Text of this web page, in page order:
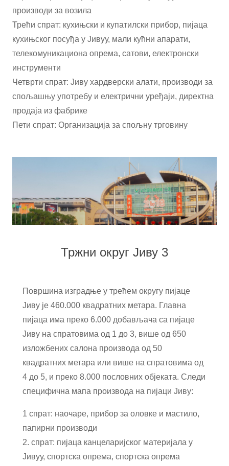
производи за возила
Трећи спрат: кухињски и купатилски прибор, пијаца
кухињског посуђа у Јивуу, мали кућни апарати,
телекомуникациона опрема, сатови, електронски
инструменти
Четврти спрат: Јиву хардверски алати, производи за
спољашњу употребу и електрични уређаји, директна
продаја из фабрике
Пети спрат: Организација за спољну трговину
Тржни округ Јиву 3
Површина изградње у трећем округу пијаце
Јиву је 460.000 квадратних метара. Главна
пијаца има преко 6.000 добављача са пијаце
Јиву на спратовима од 1 до 3, више од 650
изложбених салона производа од 50
квадратних метара или више на спратовима од
4 до 5, и преко 8.000 пословних објеката. Следи
специфична мапа производа на пијаци Јиву:
1 спрат: наочаре, прибор за оловке и мастило,
папирни производи
2. спрат: пијаца канцеларијског материјала у
Јивуу, спортска опрема, спортска опрема